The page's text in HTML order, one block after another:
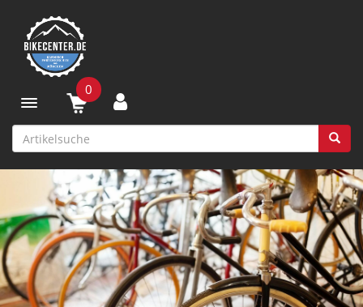
Toggle navigation
0